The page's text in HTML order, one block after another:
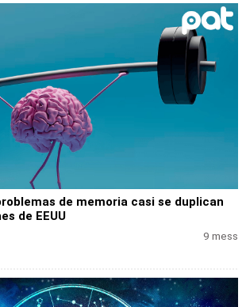
de memoria casi se duplican
de EEUU
9 mess